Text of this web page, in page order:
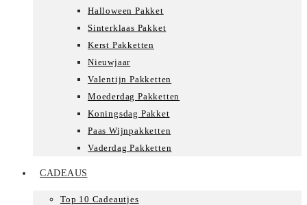
Halloween Pakket
Sinterklaas Pakket
Kerst Pakketten
Nieuwjaar
Valentijn Pakketten
Moederdag Pakketten
Koningsdag Pakket
Paas Wijnpakketten
Vaderdag Pakketten
CADEAUS
Top 10 Cadeautjes